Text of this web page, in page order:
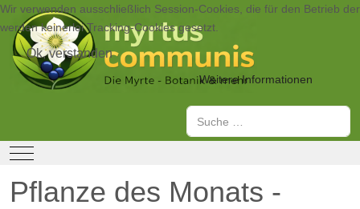
Suchen
Mobile Menu Toggle
Pflanze des Monats -
Wir verwenden ausschließlich Session-Cookies, die für den Betrieb
werden keinerlei Tracking-Cookies gesetzt.
Ok, verstanden
Weitere Informationen